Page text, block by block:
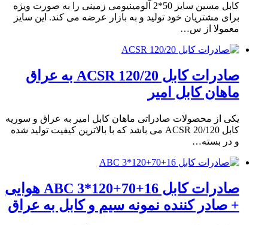
کابل مسین سایز 50*2 آلومینیومی زمینی را به صورت ویژه
برای مشتریان خود تولید و به بازار عرضه می کند. این سایز
معمولا از س…
صادرات کابل 120/20 ACSR به عراق
ماهان کابل امیر
یکی از محصولات صادراتی ماهان کابل امیر به عراق و سوریه
کابل 20/120 ACSR می باشد که با بالاترین کیفیت تولید شده
و در بسته…
صادرات کابل 16+70+120*3 ABC هوایی
+ صادر کننده نمونه سیم و کابل به عراق